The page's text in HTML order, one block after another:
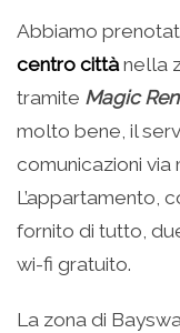
Abbiamo
centro città nella
tramite Magic
molto bene, il
comunicazioni via
L’appartamento,
fornito di tutto,
wi-fi gratuito.
La zona di